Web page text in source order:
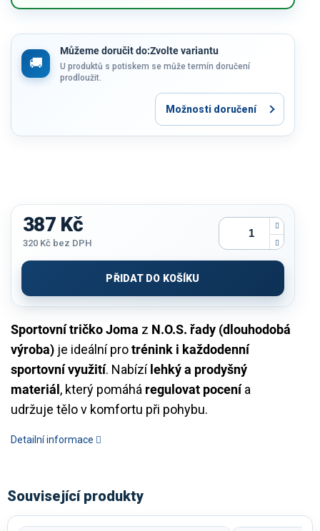
Můžeme doručit do:Zvolte variantu
U produktů s potiskem se může termín doručení
prodloužit.
Možnosti doručení
Sportovní tričko Joma z N.O.S. řady (dlouhodobá
výroba) je ideální protrénink i každodenní
sportovní využití. Nabízí lehký a prodyšný
materiál , který pomáhá regulovat pocenía
udržuje tělo v komfortu při pohybu.
Detailní informace
387 Kč
320 Kč bez DPH
cena:
PŘIDAT DO KOŠÍKU
Související produkty